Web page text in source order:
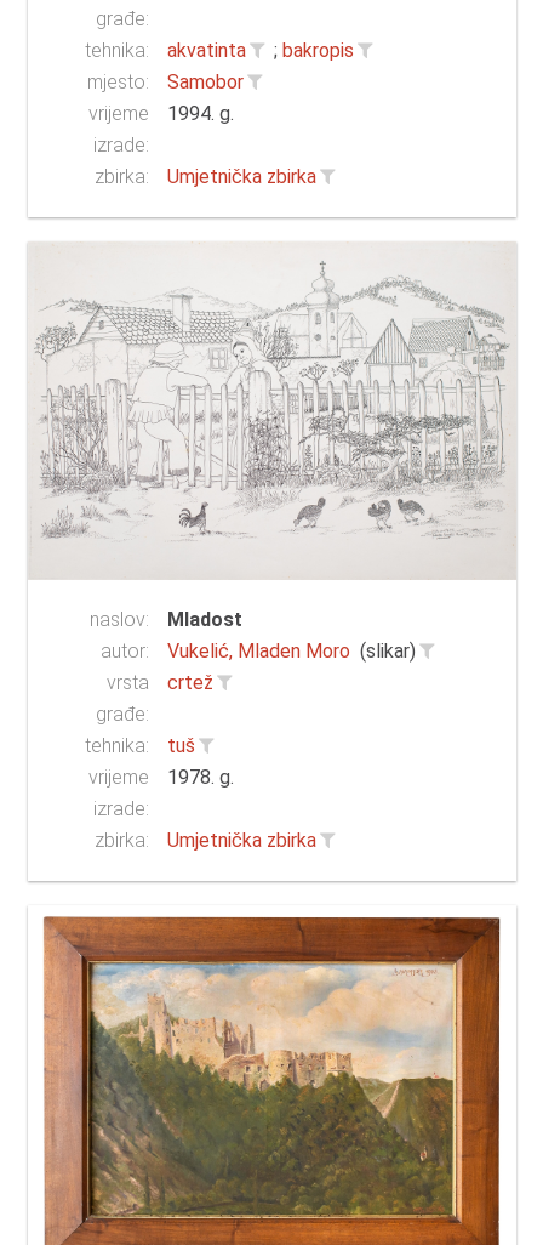
građe:
tehnika: akvatinta ; bakropis
mjesto:
Samobor
vrijeme
izrade:
1994. g.
zbirka: Umjetnička zbirka
naslov:
Mladost
autor:
Vukelić, Mladen Moro (slikar)
vrsta
građe:
crtež
tehnika:
tuš
vrijeme
izrade:
1978. g.
zbirka: Umjetnička zbirka